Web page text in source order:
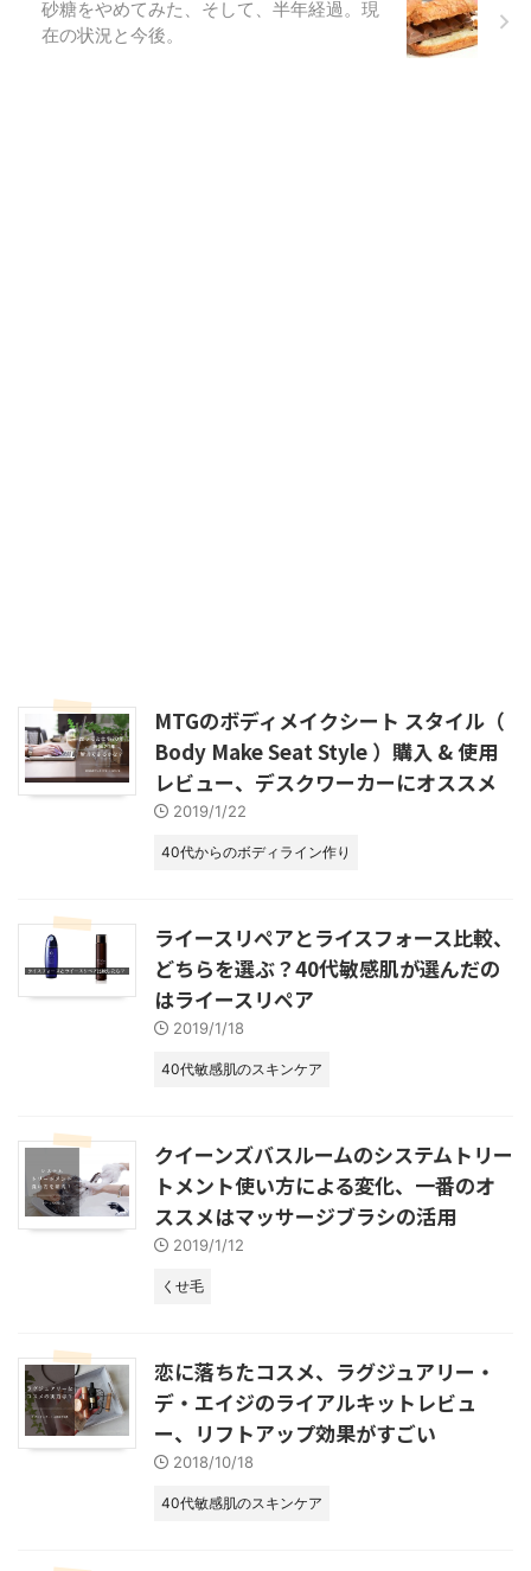
砂糖をやめてみた、そして、半年経過。現
在の状況と今後。
MTGのボディメイクシート スタイル（
Body Make Seat Style ）購入 & 使用
レビュー、デスクワーカーにオススメ
2019/1/22
40代からのボディライン作り
ライースリペアとライスフォース比較、
どちらを選ぶ？40代敏感肌が選んだの
はライースリペア
2019/1/18
40代敏感肌のスキンケア
クイーンズバスルームのシステムトリー
トメント使い方による変化、一番のオ
ススメはマッサージブラシの活用
2019/1/12
くせ毛
恋に落ちたコスメ、ラグジュアリー・
デ・エイジのライアルキットレビュ
ー、リフトアップ効果がすごい
2018/10/18
40代敏感肌のスキンケア